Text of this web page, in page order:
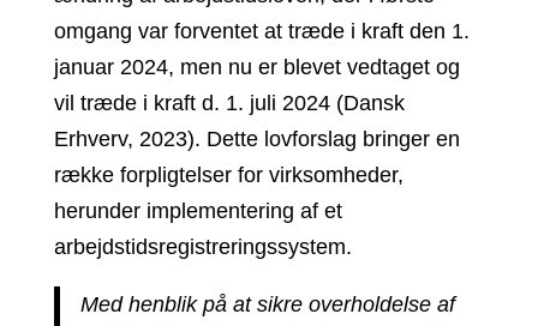
omgang var forventet at træde i kraft den 1.
januar 2024, men nu er blevet vedtaget og
vil træde i kraft d. 1. juli 2024 (Dansk
Erhverv, 2023). Dette lovforslag bringer en
række forpligtelser for virksomheder,
herunder implementering af et
arbejdstidsregistreringssystem.
Med henblik på at sikre overholdelse af